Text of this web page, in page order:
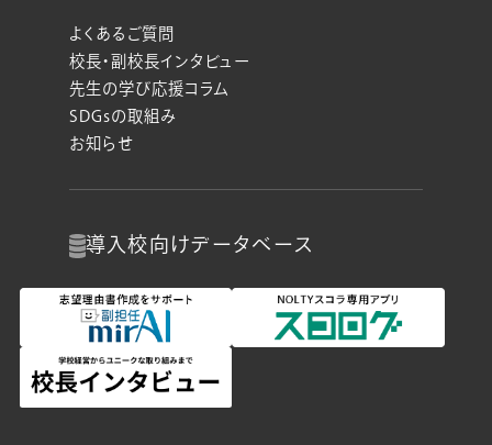
よくあるご質問
校長・副校長インタビュー
先生の学び応援コラム
SDGsの取組み
お知らせ
導入校向けデータベース